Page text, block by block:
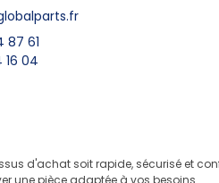
87 61
16 04
d'achat soit rapide, sécurisé et